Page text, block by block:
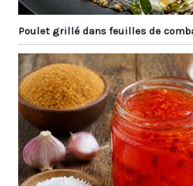
Poulet grillé dans feuilles de